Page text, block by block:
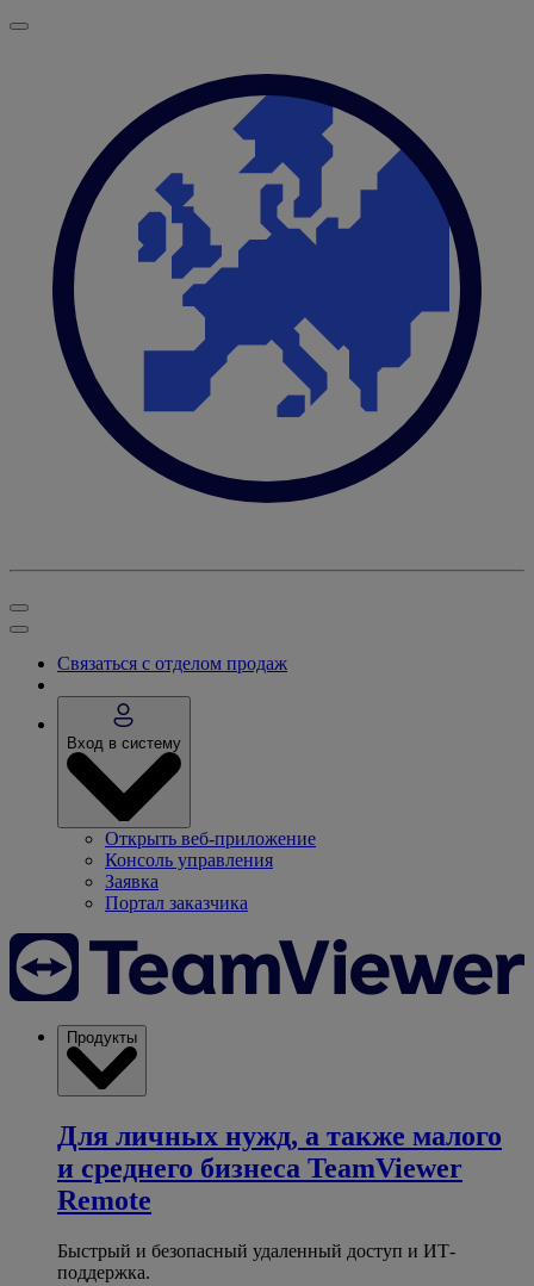
Связаться с отделом продаж
Вход в систему
Открыть веб-приложение
Консоль управления
Заявка
Портал заказчика
Продукты
Для личных нужд, а также малого
и среднего бизнеса TeamViewer
Remote
Быстрый и безопасный удаленный доступ и ИТ-
поддержка.